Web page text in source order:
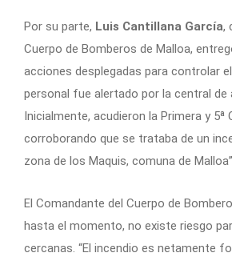
Por su parte, Luis Cantillana García,
Cuerpo de Bomberos de Malloa,
acciones desplegadas para controlar
personal fue alertado por la central de
Inicialmente, acudieron la Primera y 5ª
corroborando que se trataba de un
zona de los Maquis, comuna de
El Comandante del Cuerpo de
hasta el momento, no existe riesgo
cercanas. “El incendio es netamente